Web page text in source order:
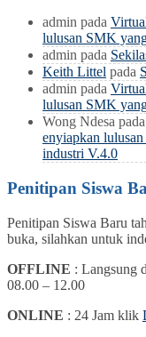
admin pada
lulusan SMK
admin pada
Keith Littel pada
admin pada
lulusan SMK
Wong Ndesa pada
enyiapkan
industri V.4.0
Penitipan Siswa
Penitipan Siswa Baru
buka, silahkan untuk
OFFLINE : Langsung
08.00 – 12.00
ONLINE : 24 Jam klik